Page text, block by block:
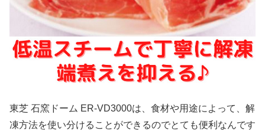
東芝 石窯ドーム ER-VD3000は、食材や用途によって、解
凍方法を使い分けることができるのでとても便利なんです